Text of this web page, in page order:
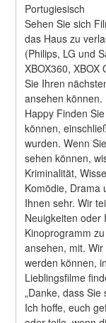
Portugiesisch
Sehen Sie sich
das Haus zu
(Philips, LG und
XBOX360, XBOX
Sie Ihren
ansehen können.
Happy Finden
können,
wurden. Wenn
sehen können,
Kriminalität,
Komödie, Drama
Ihnen sehr. Wir
Neuigkeiten oder
Kinoprogramm
ansehen, mit.
werden können,
Lieblingsfilme
„Danke, dass
Ich hoffe, euch